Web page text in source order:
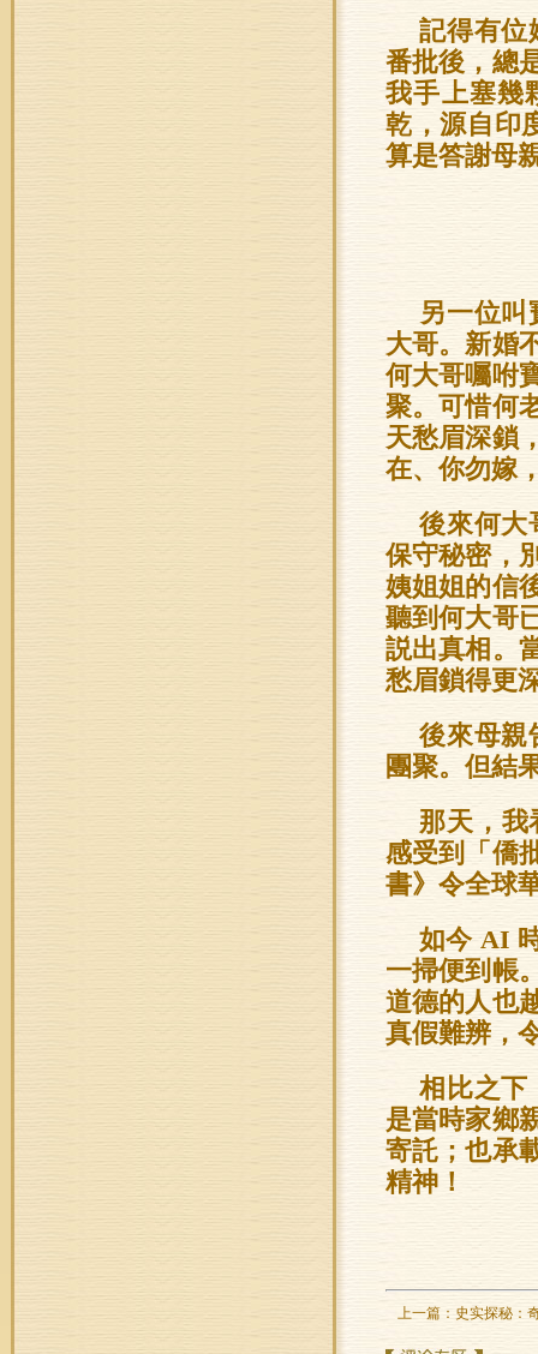
記得有位
番批後，總
我手上塞幾
乾，源自印
算是答謝母
另一位
大哥。新婚
何大哥囑咐
聚。可惜何
天愁眉深鎖
在、你勿嫁
後來何大
保守秘密，
姨姐姐的信
聽到何大哥
説出真相。
愁眉鎖得更
後來母親
團聚。但結
那天，
感受到「僑
書》令全球
如今 AI
一掃便到帳
道德的人也
真假難辨，
相比之下
是當時家鄉
寄託；也承
精神！
上一篇： 史实探秘：